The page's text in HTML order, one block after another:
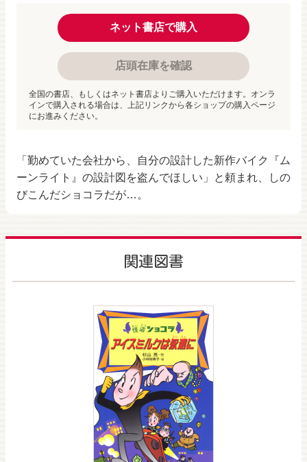
「勤めていた会社から、自分の設計した新作バイク『ム
ーンライト』の設計図を盗んでほしい」と頼まれ、しの
びこんだショコラだが…。
ネット書店で購入
店頭在庫を確認
全国の書店、もしくはネット書店よりご購入いただけます。オンラ
インで購入される場合は、上記リンクから各ショップの購入ページ
にお進みください。
関連図書